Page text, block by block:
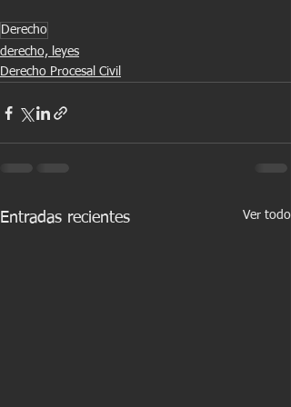
Derecho
derecho, leyes
Derecho Procesal Civil
Entradas recientes Ver todo